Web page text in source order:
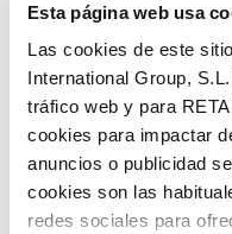
Esta página web usa
Las cookies de este
International Group,
tráfico web y para
cookies para impactar
anuncios o publicidad
cookies son las
redes sociales para